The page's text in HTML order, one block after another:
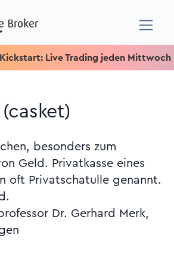
Live Trading jeden Mittwoch um
besonders zum
Geld. Privatkasse eines
oft Privatschatulle genannt.
Dr. Gerhard Merk,